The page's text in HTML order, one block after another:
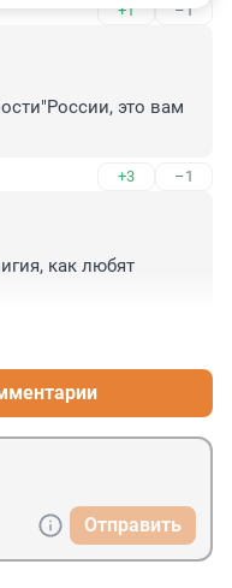
+1 –1
это вам
+3 –1
как любят
Отправить